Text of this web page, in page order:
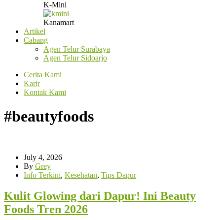
K-Mini
Kanamart
Artikel
Cabang
Agen Telur Surabaya
Agen Telur Sidoarjo
Cerita Kami
Karir
Kontak Kami
#beautyfoods
July 4, 2026
By Grey
Info Terkini, Kesehatan, Tips Dapur
Kulit Glowing dari Dapur! Ini Beauty
Foods Tren 2026